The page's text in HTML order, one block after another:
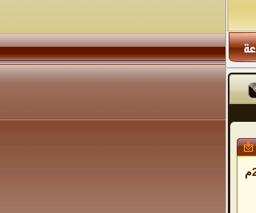
محلي سيئون يعقد اجتماعه الدوري ويناقش مشاريع البرنامج الاستثماري لعام 2026م